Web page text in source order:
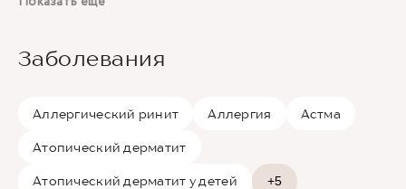
Заболевания
Аллергический ринит Аллергия Астма
Атопический дерматит
Атопический дерматит у детей +5